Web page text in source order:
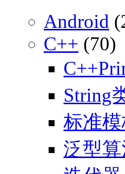
Android
C++ (70)
String
标准
泛型